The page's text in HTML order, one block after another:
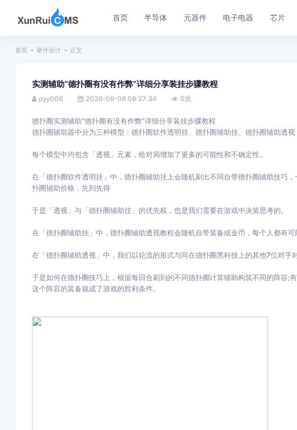
首页 半导体 元器件 电子电器 芯片
首页 硬件设计 正文
实测辅助“德扑圈有没有作弊”详细分享装挂步骤教程
pyy006 2026-06-08 08:27:34 0次
德扑圈实测辅助“德扑圈有没有作弊”详细分享装挂步骤教程
德扑圈辅助器中分为三种模型：德扑圈软件透明挂、德扑圈辅助挂、德扑圈辅助透视
每个模型中均包含「透视」元素，给对局增加了更多的可能性和不确定性。
在「德扑圈软件透明挂」中，德扑圈辅助挂上会随机刷出不同自带德扑圈辅助技巧
扑圈辅助价格，先到先得
于是「透视」与「德扑圈辅助挂」的优先权，也是我们需要在游戏中决策思考的。
在「德扑圈辅助挂」中，德扑圈辅助透视教程会随机自带装备或金币，每个人都有可
在「德扑圈辅助透视」中，我们以轮流的形式与同在德扑圈黑科技上的其他7位对手对
于是如何在德扑圈技巧上，根据每回合刷到的不同德扑圈计算辅助构筑不同的阵容;
这个阵容的装备就成了游戏的胜利条件。